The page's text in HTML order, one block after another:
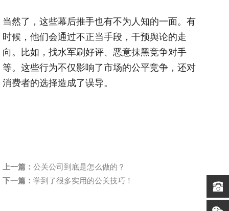
当然了，这些幕后推手也有不为人知的一面。有
时候，他们会通过不正当手段，干预舆论的走
向。比如，找水军刷好评、恶意抹黑竞争对手
等。这些行为不仅影响了市场的公平竞争，还对
消费者的选择造成了误导。
上一篇： 公关公司到底是怎么做的？
下一篇： 学到了很多实用的公关技巧！